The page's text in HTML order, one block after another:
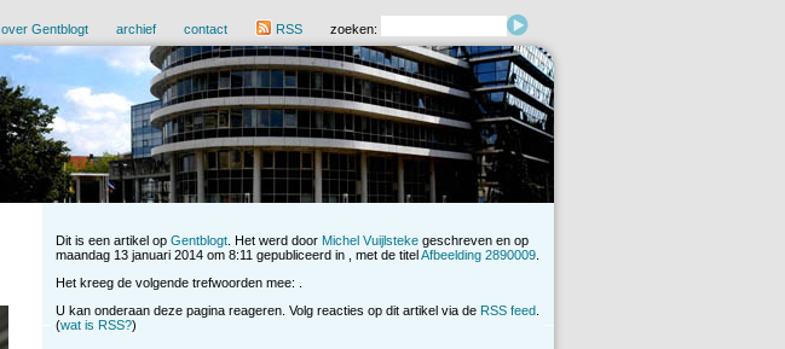
over Gentblogt archief contact RSS zoeken:
Dit is een artikel op Gentblogt . Het werd door Michel Vuijlsteke geschreven en op
maandag 13 januari 2014 om 8:11 gepubliceerd in , met de titel Afbeelding 2890009
Het kreeg de volgende trefwoorden mee: .
U kan onderaan deze pagina reageren. Volg reacties op dit artikel via de RSS feed.
(wat is RSS?)